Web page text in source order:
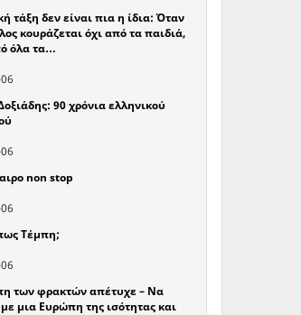
τάξη δεν είναι πια η ίδια: Όταν
κουράζεται όχι από τα παιδιά,
όλα τα…
90 χρόνια ελληνικού
non stop
Τέμπη;
των φρακτών απέτυχε – Να
μια Ευρώπη της ισότητας και